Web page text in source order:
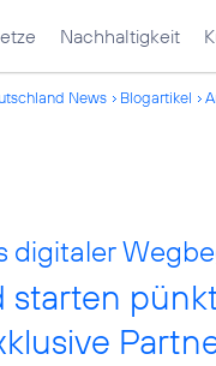
Nachhaltigkeit
News Blogartikel
digitaler
starten